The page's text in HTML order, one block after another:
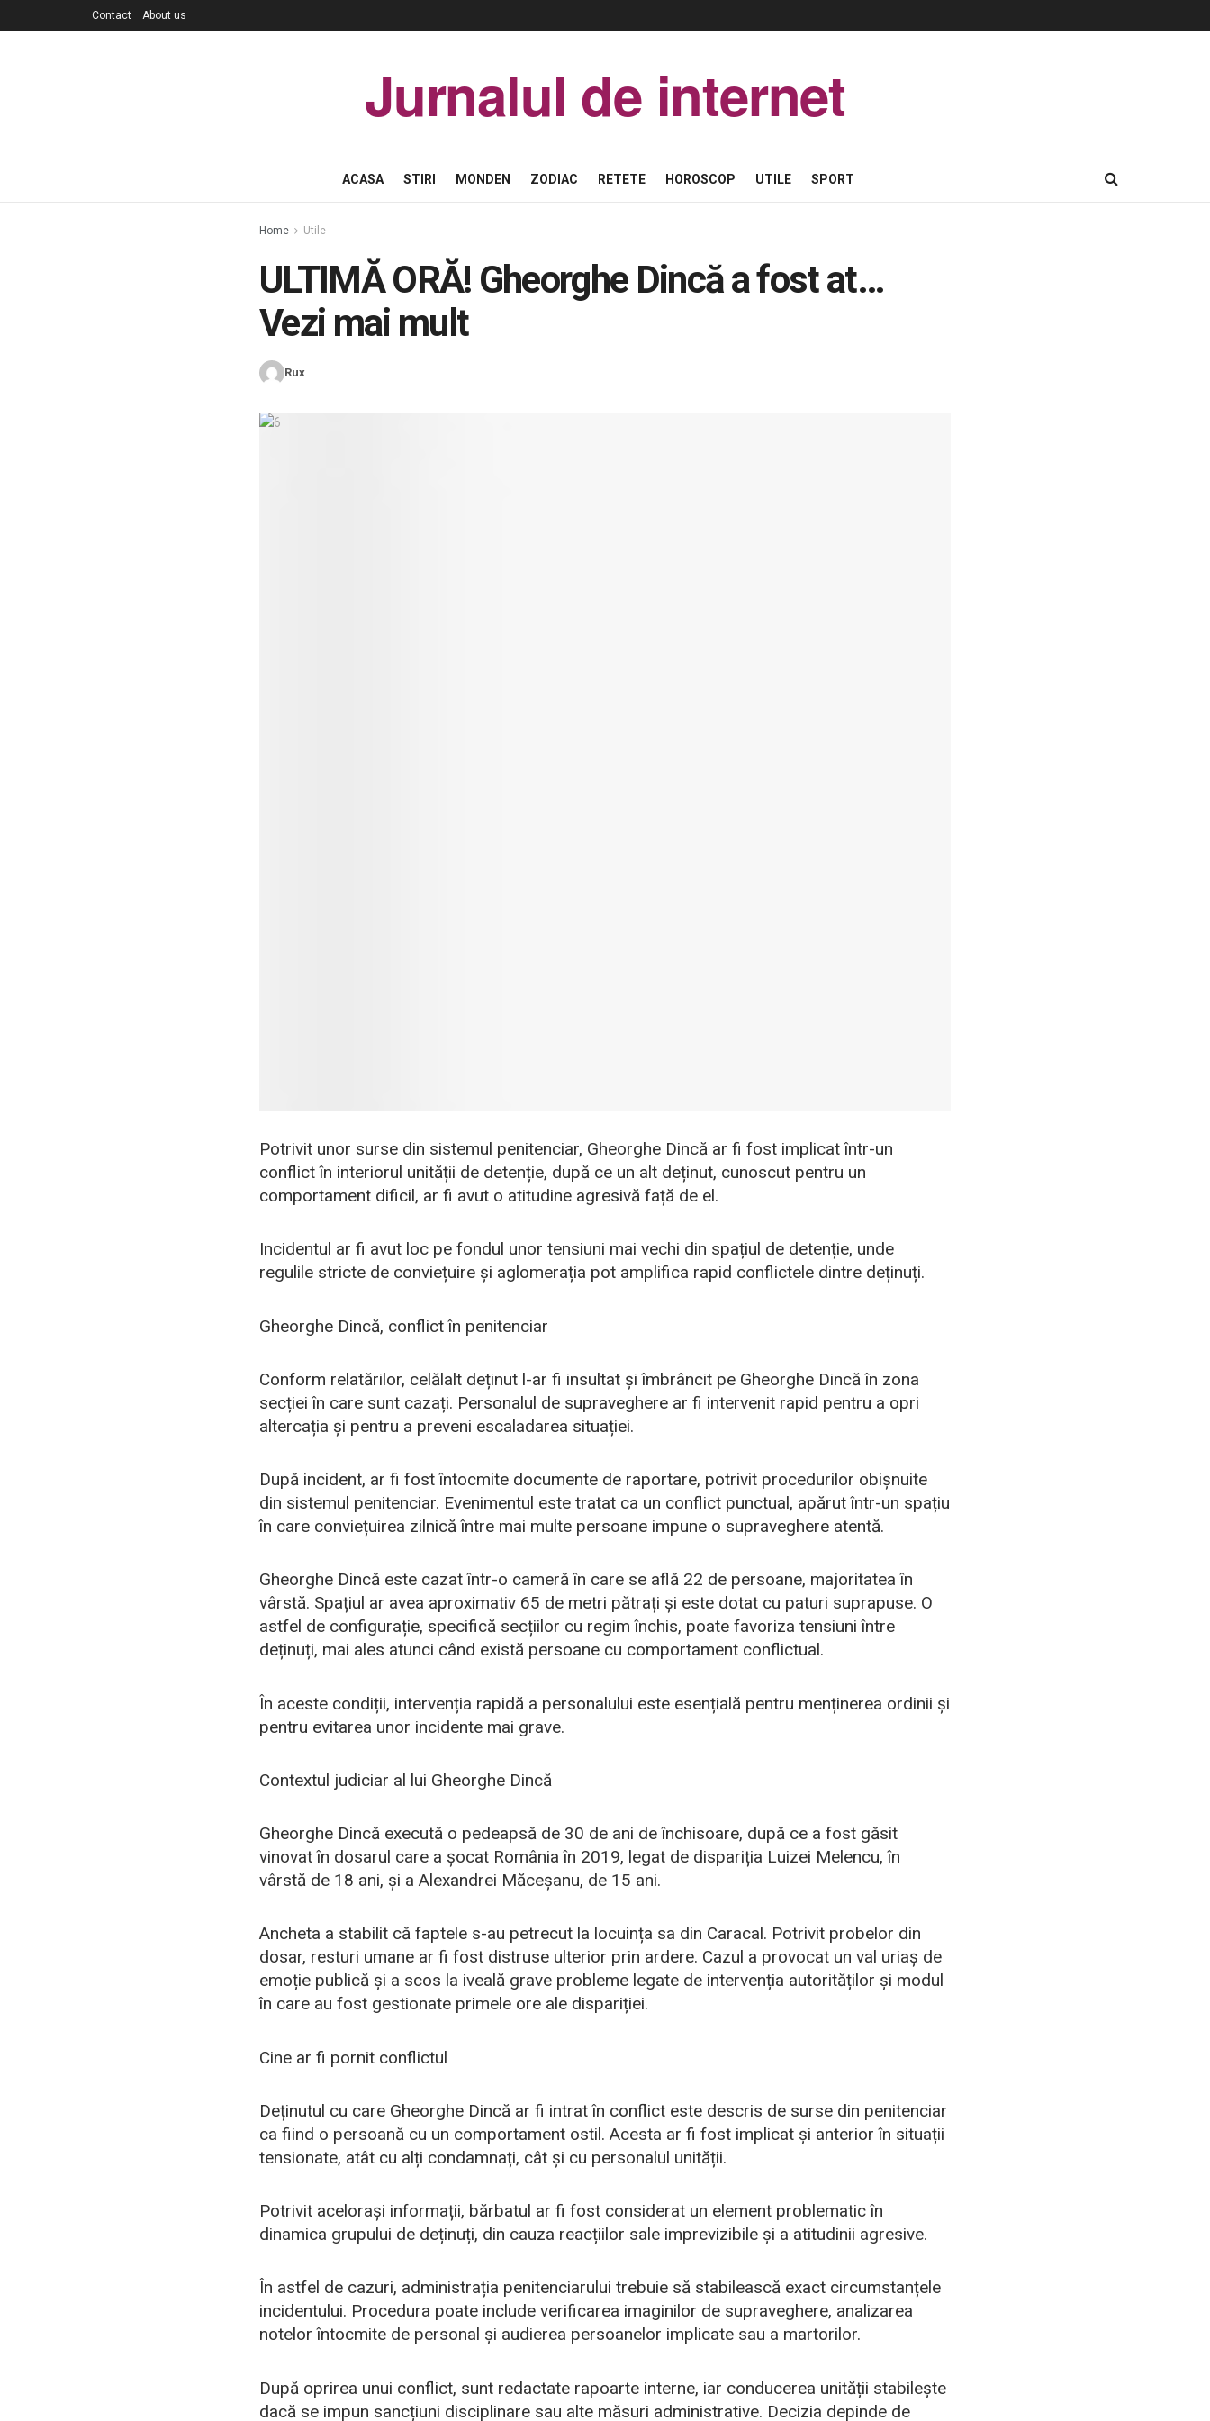
Contact About us
Jurnalul de internet
ACASA STIRI MONDEN ZODIAC RETETE HOROSCOP UTILE SPORT
Home Utile
ULTIMĂ ORĂ! Gheorghe Dincă a fost at…
Vezi mai mult
Rux
Potrivit unor surse din sistemul penitenciar, Gheorghe Dincă ar fi fost implicat într-un
conflict în interiorul unității de detenție, după ce un alt deținut, cunoscut pentru un
comportament dificil, ar fi avut o atitudine agresivă față de el.
Incidentul ar fi avut loc pe fondul unor tensiuni mai vechi din spațiul de detenție, unde
regulile stricte de conviețuire și aglomerația pot amplifica rapid conflictele dintre deținuți.
Gheorghe Dincă, conflict în penitenciar
Conform relatărilor, celălalt deținut l-ar fi insultat și îmbrâncit pe Gheorghe Dincă în zona
secției în care sunt cazați. Personalul de supraveghere ar fi intervenit rapid pentru a opri
altercația și pentru a preveni escaladarea situației.
După incident, ar fi fost întocmite documente de raportare, potrivit procedurilor obișnuite
din sistemul penitenciar. Evenimentul este tratat ca un conflict punctual, apărut într-un spațiu
în care conviețuirea zilnică între mai multe persoane impune o supraveghere atentă.
Gheorghe Dincă este cazat într-o cameră în care se află 22 de persoane, majoritatea în
vârstă. Spațiul ar avea aproximativ 65 de metri pătrați și este dotat cu paturi suprapuse. O
astfel de configurație, specifică secțiilor cu regim închis, poate favoriza tensiuni între
deținuți, mai ales atunci când există persoane cu comportament conflictual.
În aceste condiții, intervenția rapidă a personalului este esențială pentru menținerea ordinii și
pentru evitarea unor incidente mai grave.
Contextul judiciar al lui Gheorghe Dincă
Gheorghe Dincă execută o pedeapsă de 30 de ani de închisoare, după ce a fost găsit
vinovat în dosarul care a șocat România în 2019, legat de dispariția Luizei Melencu, în
vârstă de 18 ani, și a Alexandrei Măceșanu, de 15 ani.
Ancheta a stabilit că faptele s-au petrecut la locuința sa din Caracal. Potrivit probelor din
dosar, resturi umane ar fi fost distruse ulterior prin ardere. Cazul a provocat un val uriaș de
emoție publică și a scos la iveală grave probleme legate de intervenția autorităților și modul
în care au fost gestionate primele ore ale dispariției.
Cine ar fi pornit conflictul
Deținutul cu care Gheorghe Dincă ar fi intrat în conflict este descris de surse din penitenciar
ca fiind o persoană cu un comportament ostil. Acesta ar fi fost implicat și anterior în situații
tensionate, atât cu alți condamnați, cât și cu personalul unității.
Potrivit acelorași informații, bărbatul ar fi fost considerat un element problematic în
dinamica grupului de deținuți, din cauza reacțiilor sale imprevizibile și a atitudinii agresive.
În astfel de cazuri, administrația penitenciarului trebuie să stabilească exact circumstanțele
incidentului. Procedura poate include verificarea imaginilor de supraveghere, analizarea
notelor întocmite de personal și audierea persoanelor implicate sau a martorilor.
După oprirea unui conflict, sunt redactate rapoarte interne, iar conducerea unității stabilește
dacă se impun sancțiuni disciplinare sau alte măsuri administrative. Decizia depinde de